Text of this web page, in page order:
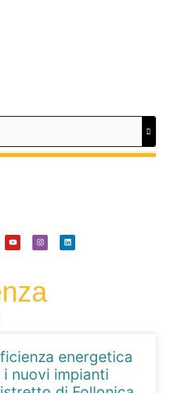
energetica
nuovi impianti